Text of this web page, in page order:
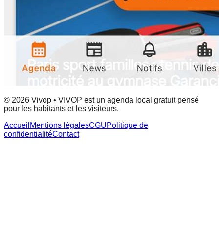
© 2026 Vivop • VIVOP est un agenda local gratuit pensé
pour les habitants et les visiteurs.
Accueil Mentions légalesCGUPolitique de
confidentialitéContact